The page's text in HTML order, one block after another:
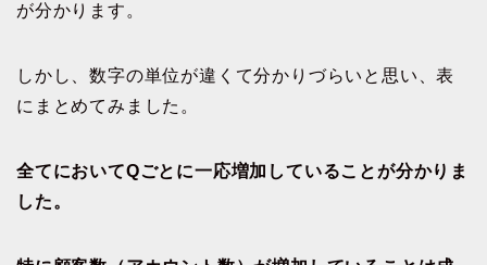
が分かります。
しかし、数字の単位が違くて分かりづらいと思い、表
にまとめてみました。
全てにおいてQごとに一応増加していることが分かりま
した。